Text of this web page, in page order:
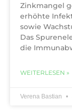
Zinkmangel
erhöhte
sowie
Das
die
WEITERLESEN »
Verena Bastian